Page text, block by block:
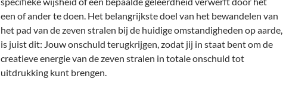
een of ander te doen. Het belangrijkste doel van het bewandelen van
het pad van de zeven stralen bij de huidige omstandigheden op aarde,
is juist dit: Jouw onschuld terugkrijgen, zodat jij in staat bent om de
creatieve energie van de zeven stralen in totale onschuld tot
uitdrukking kunt brengen.